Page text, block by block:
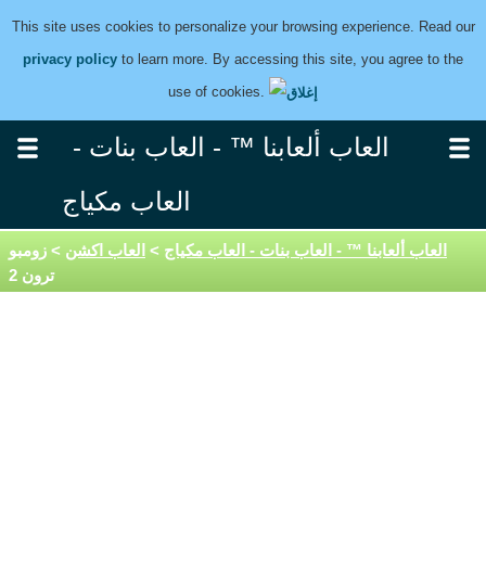
This site uses cookies to personalize your browsing experience. Read our
privacy policy to learn more. By accessing this site, you agree to the
use of cookies.
العاب ألعابنا ™ - العاب بنات -
العاب مكياج
العاب ألعابنا ™ - العاب بنات - العاب مكياج > العاب اكشن > زومبو
ترون 2